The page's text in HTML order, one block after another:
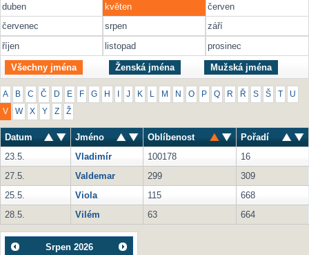
duben
květen
červen
červenec
srpen
září
říjen
listopad prosinec
Všechny jména Ženská jména Mužská jména
A B C Č D E F G H J K M N O P Q R Ř S Š U
V W X Y Z Ž
Datum Jméno Oblíbenost
Pořadí
23.5.
Vladimír 100178
16
27.5.
Valdemar 299
309
25.5.
Viola 115
668
28.5.
Vilém 63 664
Srpen 2026